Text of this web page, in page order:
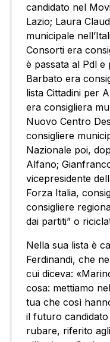
candidato nel
Lazio; Laura
municipale
Consorti era
è passata al Pdl e
Barbato era
lista Cittadini per
era consigliera
Nuovo Centro
consigliere
Nazionale poi,
Alfano;
vicepresidente
Forza Italia,
consigliere
dai partiti” o
Nella sua lista è
Ferdinandi, che
cui diceva:
cosa: mettiamo
tua che così
il futuro
rubare, riferito